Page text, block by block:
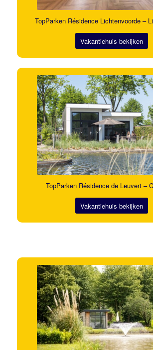
TopParken Résidence Lichtenvoorde –
Vakantiehuis bekijken
TopParken Résidence de Leuvert –
Vakantiehuis bekijken